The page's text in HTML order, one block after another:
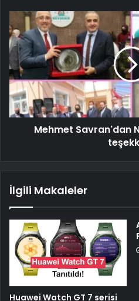
Mehmet Savran'dan
İlgili Makaleler
Huawei Watch GT 7 serisi